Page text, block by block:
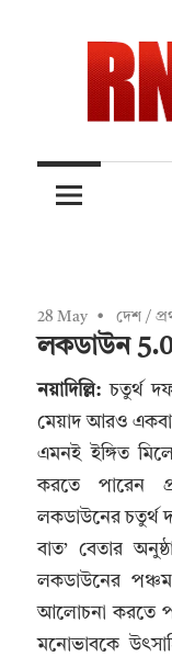
content
over
Quantity
28 May দেশ /
লকডাউন
নয়াদিল্লি: চতুর্থ
মেয়াদ আরও একবার
এমনই ইঙ্গিত
করতে পারেন
লকডাউনের চতুর্থ
বাত’ বেতার
লকডাউনের পঞ্চম
আলোচনা করতে
মনোভাবকে